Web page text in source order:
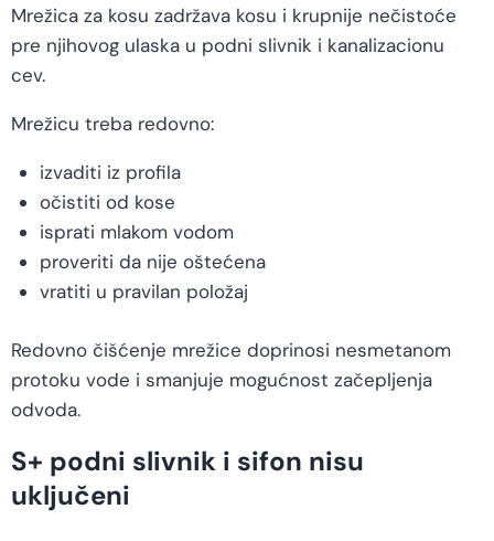
Mrežica za kosu zadržava kosu i krupnije nečistoće
pre njihovog ulaska u podni slivnik i kanalizacionu
cev.
Mrežicu treba redovno:
izvaditi iz profila
očistiti od kose
isprati mlakom vodom
proveriti da nije oštećena
vratiti u pravilan položaj
Redovno čišćenje mrežice doprinosi nesmetanom
protoku vode i smanjuje mogućnost začepljenja
odvoda.
S+ podni slivnik i sifon nisu
uključeni